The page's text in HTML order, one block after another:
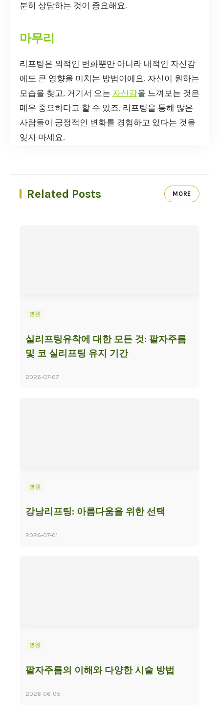
분히 상담하는 것이 중요해요.
마무리
리프팅은 외적인 변화뿐만 아니라 내적인 자신감
에도 큰 영향을 미치는 방법이에요. 자신이 원하는
모습을 찾고, 거기서 오는 자신감을 느껴보는 것은
매우 중요하다고 할 수 있죠. 리프팅을 통해 많은
사람들이 긍정적인 변화를 경험하고 있다는 것을
잊지 마세요.
Related Posts MORE
병원
실리프팅유착에 대한 모든 것: 팔자주름
및 코 실리프팅 유지 기간
2026-07-07
병원
강남리프팅: 아름다움을 위한 선택
2026-07-01
병원
팔자주름의 이해와 다양한 시술 방법
2026-06-05